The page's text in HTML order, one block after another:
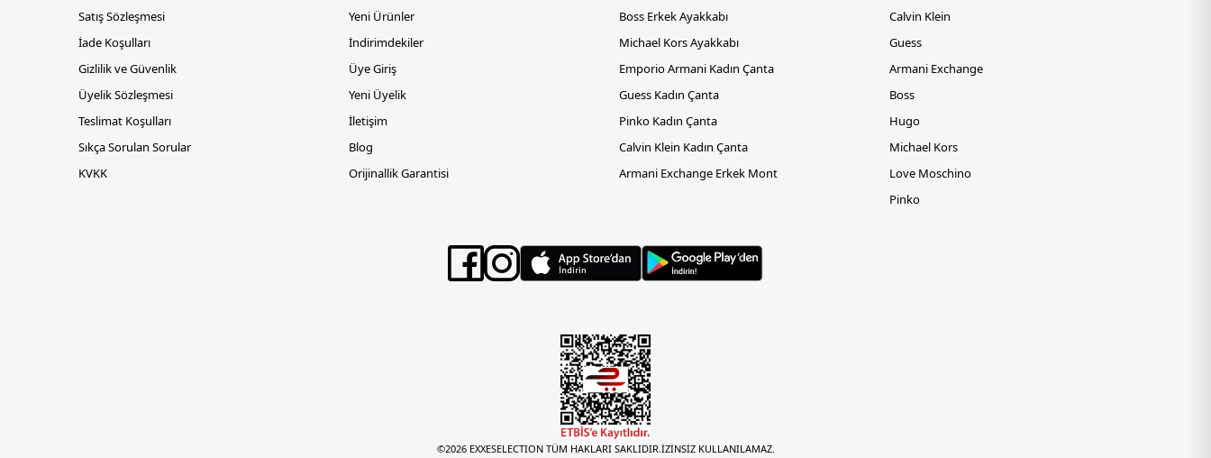
Satış Sözleşmesi
İade Koşulları
Gizlilik ve Güvenlik
Üyelik Sözleşmesi
Teslimat Koşulları
Sıkça Sorulan Sorular
KVKK
Yeni Ürünler
İndirimdekiler
Üye Giriş
Yeni Üyelik
İletişim
Blog
Orijinallik Garantisi
Boss Erkek Ayakkabı
Michael Kors Ayakkabı
Emporio Armani Kadın Çanta
Guess Kadın Çanta
Pinko Kadın Çanta
Calvin Klein Kadın Çanta
Armani Exchange Erkek Mont
Calvin Klein
Guess
Armani Exchange
Boss
Hugo
Michael Kors
Love Moschino
Pinko
©2026 EXXESELECTION TÜM HAKLARI SAKLIDIR.İZİNSİZ KULLANILAMAZ.